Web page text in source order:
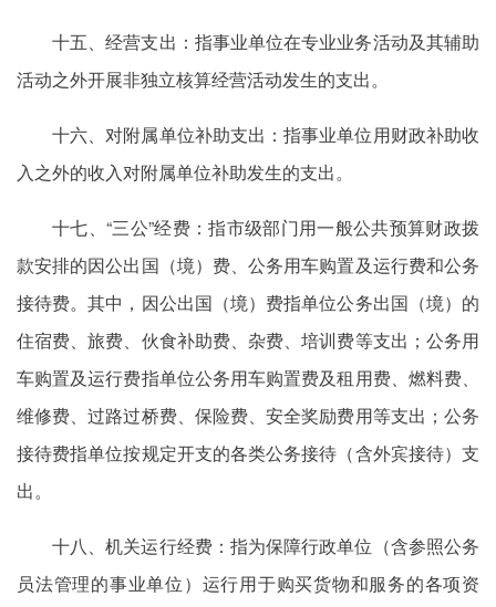
十五、经营支出：指事业单位在专业业务活动及其辅助
活动之外开展非独立核算经营活动发生的支出。
十六、对附属单位补助支出：指事业单位用财政补助收
入之外的收入对附属单位补助发生的支出。
十七、“三公”经费：指市级部门用一般公共预算财政拨
款安排的因公出国（境）费、公务用车购置及运行费和公务
接待费。其中，因公出国（境）费指单位公务出国（境）的
住宿费、旅费、伙食补助费、杂费、培训费等支出；公务用
车购置及运行费指单位公务用车购置费及租用费、燃料费、
维修费、过路过桥费、保险费、安全奖励费用等支出；公务
接待费指单位按规定开支的各类公务接待（含外宾接待）支
出。
十八、机关运行经费：指为保障行政单位（含参照公务
员法管理的事业单位）运行用于购买货物和服务的各项资